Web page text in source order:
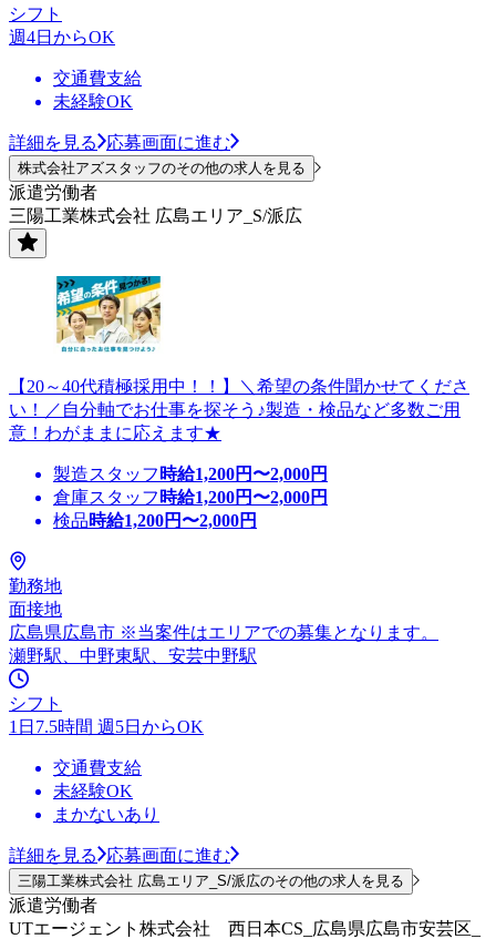
シフト
週4日からOK
交通費支給
未経験OK
詳細を見る 応募画面に進む
株式会社アズスタッフのその他の求人を見る
派遣労働者
三陽工業株式会社 広島エリア_S/派広
【20～40代積極採用中！！】＼希望の条件聞かせてくださ
い！／自分軸でお仕事を探そう♪製造・検品など多数ご用
意！わがままに応えます★
製造スタッフ 時給1,200円〜2,000円
倉庫スタッフ 時給1,200円〜2,000円
検品時給1,200円〜2,000円
勤務地
面接地
広島県広島市 ※当案件はエリアでの募集となります。
瀬野駅、中野東駅、安芸中野駅
シフト
1日7.5時間 週5日からOK
交通費支給
未経験OK
まかないあり
詳細を見る 応募画面に進む
三陽工業株式会社 広島エリア_S/派広のその他の求人を見る
派遣労働者
UTエージェント株式会社 西日本CS_広島県広島市安芸区_